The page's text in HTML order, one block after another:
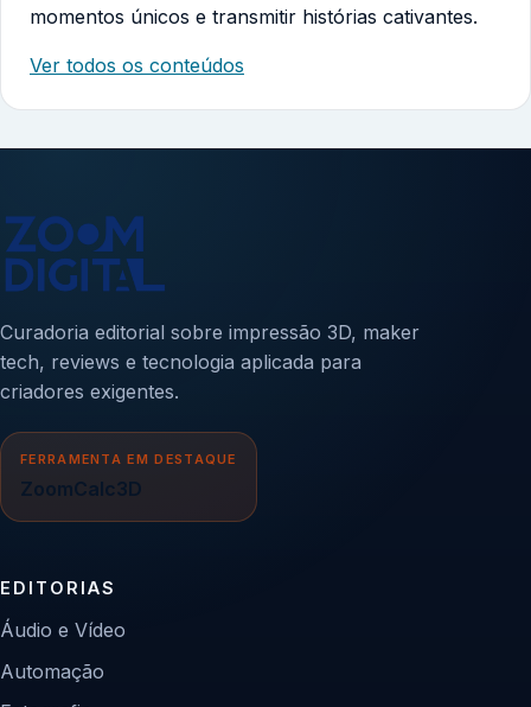
momentos únicos e transmitir histórias cativantes.
Ver todos os conteúdos
Curadoria editorial sobre impressão 3D, maker
tech, reviews e tecnologia aplicada para
criadores exigentes.
FERRAMENTA EM DESTAQUE
ZoomCalc3D
EDITORIAS
Áudio e Vídeo
Automação